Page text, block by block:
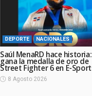
DEPORTE NACIONALES
Saúl MenaRD hace historia:
gana la medalla de oro de
Street Fighter 6 en E-
8 Agosto 2026